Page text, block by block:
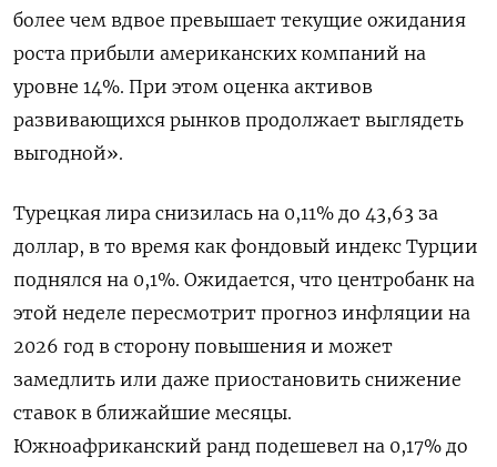
более чем вдвое превышает текущие ожидания
роста прибыли американских компаний на
уровне 14%. При этом оценка активов
развивающихся рынков продолжает выглядеть
выгодной».
Турецкая лира снизилась на 0,11% до 43,63 за
доллар, в то время как фондовый индекс Турции
‍поднялся на 0,1%. Ожидается, ‍что центробанк на
этой неделе пересмотрит прогноз инфляции на
2026 год в сторону повышения и может
замедлить ‍или даже приостановить снижение
ставок в ближайшие месяцы.
Южноафриканский ранд подешевел на 0,17% до